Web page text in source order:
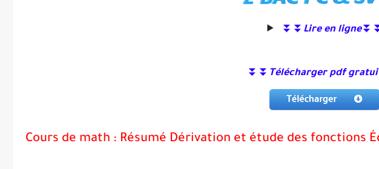
⏬⏬ Lire en ligne
⏬⏬ Télécharger pdf
Cours de math : Résumé Dérivation et étude des fonctions